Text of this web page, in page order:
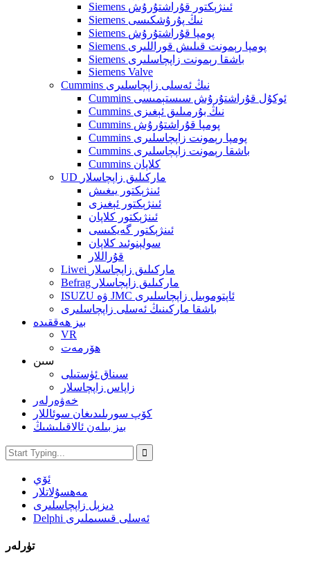
Siemens ئىنژېكتور قۇراشتۇرۇش
Siemens نىڭ پۇرۇشكىسى
Siemens پومپا قۇراشتۇرۇش
Siemens پومپا رېمونت قىلىش قوراللىرى
Siemens باشقا رېمونت زاپچاسلىرى
Siemens Valve
Cummins نىڭ ئەسلى زاپچاسلىرى
Cummins ئوكۇل قۇراشتۇرۇش سىستېمىسى
Cummins نىڭ بۇرمىلىق ئېغىزى
Cummins پومپا قۇراشتۇرۇش
Cummins پومپا رېمونت زاپچاسلىرى
Cummins باشقا رېمونت زاپچاسلىرى
Cummins كلاپان
UD ماركىلىق زاپچاسلار
ئىنژېكتور يىغىش
ئىنژېكتور ئېغىزى
ئىنژېكتور كلاپان
ئىنژېكتور گەيكىسى
سولېنوئىد كلاپان
قۇراللار
Liwei ماركىلىق زاپچاسلار
Befrag ماركىلىق زاپچاسلار
ISUZU ۋە JMC ئاپتوموبىل زاپچاسلىرى
باشقا ماركىنىڭ ئەسلى زاپچاسلىرى
بىز ھەققىدە
VR
ھۆرمەت
سىن
سىناق ئۈستىلى
زاپاس زاپچاسلار
خەۋەرلەر
كۆپ سورىلىدىغان سوئاللار
بىز بىلەن ئالاقىلىشىڭ
ئۆي
مەھسۇلاتلار
دىزېل زاپچاسلىرى
Delphi ئەسلى قىسىملىرى
تۈرلەر